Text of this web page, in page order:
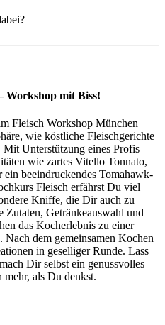
Workshop mit Biss!
Fleisch Workshop München
wie köstliche Fleischgerichte
Unterstützung eines Profis
wie zartes Vitello Tonnato,
ein beeindruckendes Tomahawk-
Fleisch erfährst Du viel
Kniffe, die Dir auch zu
Getränkeauswahl und
das Kocherlebnis zu einer
dem gemeinsamen Kochen
in geselliger Runde. Lass
Dir selbst ein genussvolles
als Du denkst.